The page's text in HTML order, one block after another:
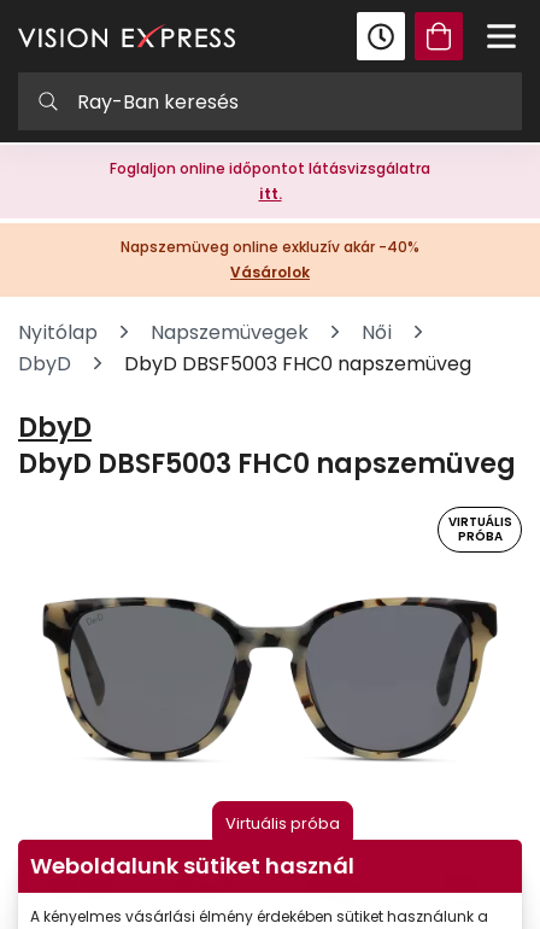
Foglaljon online időpontot látásvizsgálatra
itt.
Napszemüveg online exkluzív akár -40%
Vásárolok
Nyitólap Napszemüvegek
Női
DbyD
DbyD DBSF5003 FHC0 napszemüveg
DbyD
DbyD DBSF5003 FHC0 napszemüveg
VIRTUÁLIS
PRÓBA
Virtuális próba
Weboldalunk sütiket használ
A kényelmes vásárlási élmény érdekében sütiket használunk a